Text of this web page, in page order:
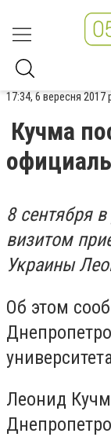
17:34, 6 вересня 2017
Кучма
8 сентября
визитом
Украины
Об этом
Леонид